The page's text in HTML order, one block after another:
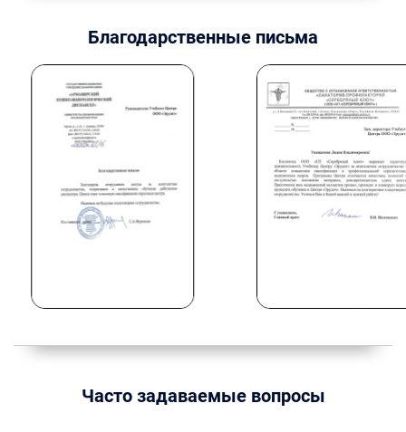
Благодарственные письма
Часто задаваемые вопросы